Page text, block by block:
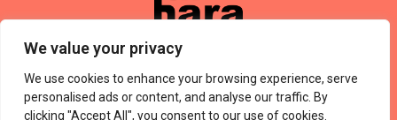
We value your privacy
We use cookies to enhance your browsing experience, serve
personalised ads or content, and analyse our traffic. By
clicking "Accept All", you consent to our use of cookies.
Términos De UsoAbout UsPolítica De Privacidad
Private PolicyForums
© 2024 Alharaca